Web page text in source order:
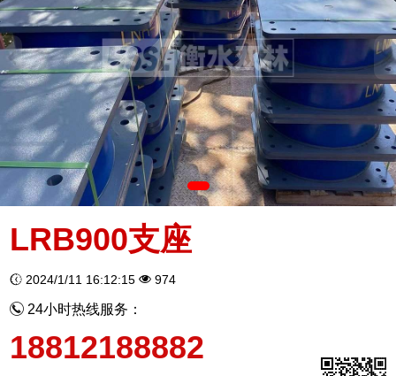
LRB900支座
2024/1/11 16:12:15 974
24小时热线服务：
18812188882